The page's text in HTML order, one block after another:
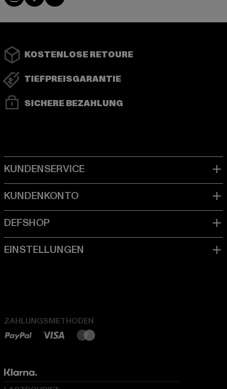
KOSTENLOSE RETOURE
TIEFPREISGARANTIE
SICHERE BEZAHLUNG
ZAHLUNGSMETHODEN